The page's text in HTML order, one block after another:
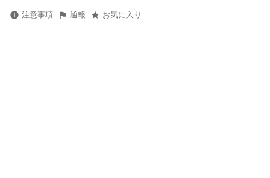
注意事項 通報 お気に入り